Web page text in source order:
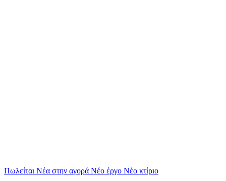
Πωλείται Νέα στην αγορά Νέο έργο Νέο κτίριο